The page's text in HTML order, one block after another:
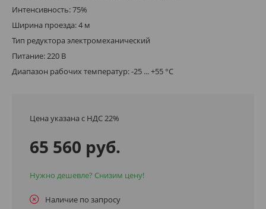
Интенсивность: 75%
Ширина проезда: 4 м
Тип редуктора электромеханический
Питание: 220 В
Диапазон рабочих температур: -25 ... +55 °С
Цена указана с НДС 22%
65 560 руб.
Нужно дешевле? Снизим цену!
Наличие по запросу